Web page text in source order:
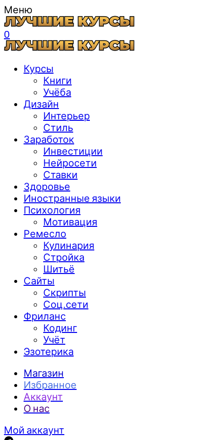
Меню
0
Курсы
Книги
Учёба
Дизайн
Интерьер
Стиль
Заработок
Инвестиции
Нейросети
Ставки
Здоровье
Иностранные языки
Психология
Мотивация
Ремесло
Кулинария
Стройка
Шитьё
Сайты
Скрипты
Соц.сети
Фриланс
Кодинг
Учёт
Эзотерика
Магазин
Избранное
Аккаунт
О нас
Мой аккаунт